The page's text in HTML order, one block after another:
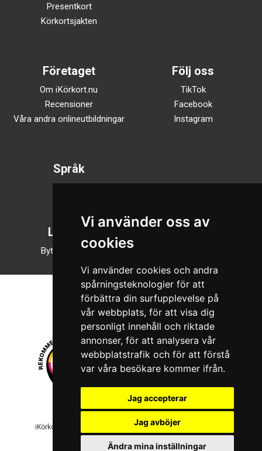
Vi använder oss av
cookies
Vi använder cookies och andra
spårningsteknologier för att
förbättra din surfupplevelse på
vår webbplats, för att visa dig
personligt innehåll och riktade
annonser, för att analysera vår
webbplatstrafik och för att förstå
var våra besökare kommer ifrån.
Jag accepterar
Jag avböjer
Ändra mina inställningar
Presentkort
Körkortsjakten
Företaget
Om iKörkort.nu
Recensioner
Våra andra onlineutbildningar
Följ oss
TikTok
Facebook
Instagram
Språk
Läsläge
Byt till nattläge
© 2026 Boboshi AB. Alla rättigheter förbehålls.
iKörkort är ett registrerat varumärke som tillhör Boboshi AB.